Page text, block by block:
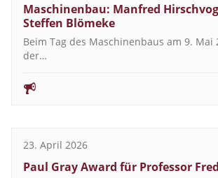
Maschinenbau: Manfred
Steffen Blömeke
Beim Tag des Maschinenbaus am 9. Mai
der…
23. April 2026
Paul Gray Award für Professor